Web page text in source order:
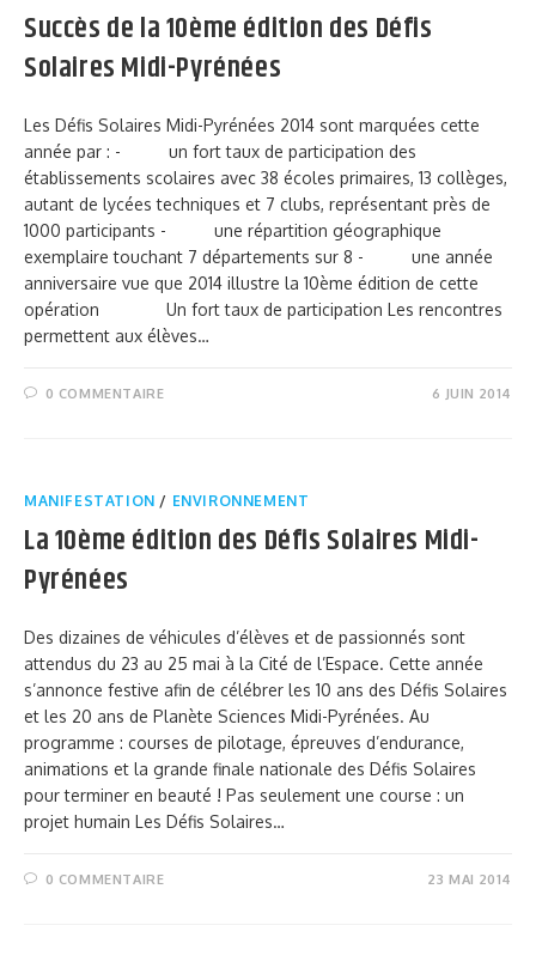
Succès de la 10ème édition des Défis
Solaires Midi-Pyrénées
Les Défis Solaires Midi-Pyrénées 2014 sont marquées cette
année par : - un fort taux de participation des
établissements scolaires avec 38 écoles primaires, 13 collèges,
autant de lycées techniques et 7 clubs, représentant près de
1000 participants - une répartition géographique
exemplaire touchant 7 départements sur 8 - une année
anniversaire vue que 2014 illustre la 10ème édition de cette
opération Un fort taux de participation Les rencontres
permettent aux élèves…
0 COMMENTAIRE 6 JUIN 2014
MANIFESTATION / ENVIRONNEMENT
La 10ème édition des Défis Solaires Midi-
Pyrénées
Des dizaines de véhicules d’élèves et de passionnés sont
attendus du 23 au 25 mai à la Cité de l’Espace. Cette année
s’annonce festive afin de célébrer les 10 ans des Défis Solaires
et les 20 ans de Planète Sciences Midi-Pyrénées. Au
programme : courses de pilotage, épreuves d’endurance,
animations et la grande finale nationale des Défis Solaires
pour terminer en beauté ! Pas seulement une course : un
projet humain Les Défis Solaires…
0 COMMENTAIRE 23 MAI 2014